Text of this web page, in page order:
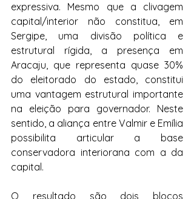
expressiva. Mesmo que a clivagem
capital/interior não constitua, em
Sergipe, uma divisão política e
estrutural rígida, a presença em
Aracaju, que representa quase 30%
do eleitorado do estado, constitui
uma vantagem estrutural importante
na eleição para governador. Neste
sentido, a aliança entre Valmir e Emília
possibilita articular a base
conservadora interiorana com a da
capital.
O resultado são dois blocos